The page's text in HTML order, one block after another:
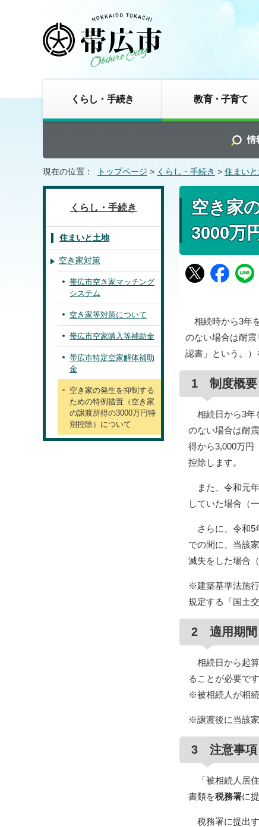
くらし・手続き 教育・子育て
情
現在の位置： トップページ > くらし・手続き > 住まい
空き家
3000万
相続時から3年
のない場合は耐
認書」という。）
1 制度概要
相続日から3年
のない場合は耐
得から3,000万円
控除します。
また、令和元
していた場合（
さらに、令和5
での間に、当該
滅失をした場合
※建築基準法施
規定する「国土
2 適用期間
相続日から起算
ることが必要です
※被相続人が相
※譲渡後に当該
3 注意事項
「被相続人居
書類を税務署に
税務署に提出す
くらし・手続き
住まいと土地
空き家対策
帯広市空き家マッチング
システム
空き家等対策について
帯広市空家購入等補助金
帯広市特定空家解体補助
金
空き家の発生を抑制する
ための特例措置（空き家
の譲渡所得の3000万円特
別控除）について